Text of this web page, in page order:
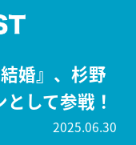
婚』、杉野
して参戦！
2025.06.30